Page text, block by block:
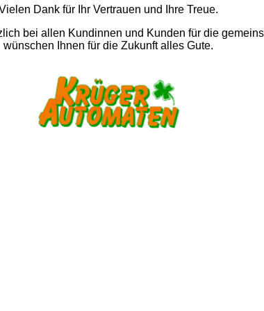
Dank für Ihr Vertrauen und Ihre Treue.
bei allen Kundinnen und Kunden für die
wünschen Ihnen für die Zukunft alles Gute.